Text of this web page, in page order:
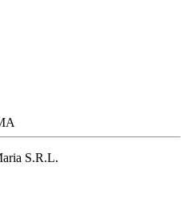
S.R.L.